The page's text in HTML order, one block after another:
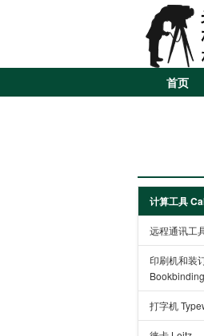
首页
计算工具
远程通讯工
印刷机和装
打字机